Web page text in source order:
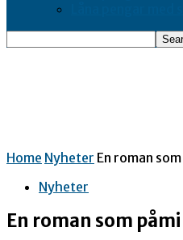
Home Nyheter En roman
Nyheter
En roman som